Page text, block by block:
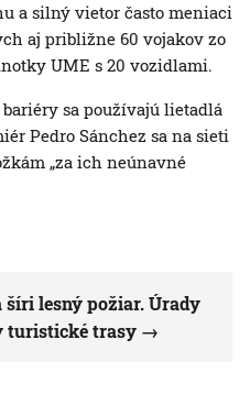
a silný vietor často meniaci
aj približne 60 vojakov zo
UME s 20 vozidlami.
sa používajú lietadlá
Pedro Sánchez sa na sieti
„za ich neúnavné
lesný požiar. Úrady
turistické trasy